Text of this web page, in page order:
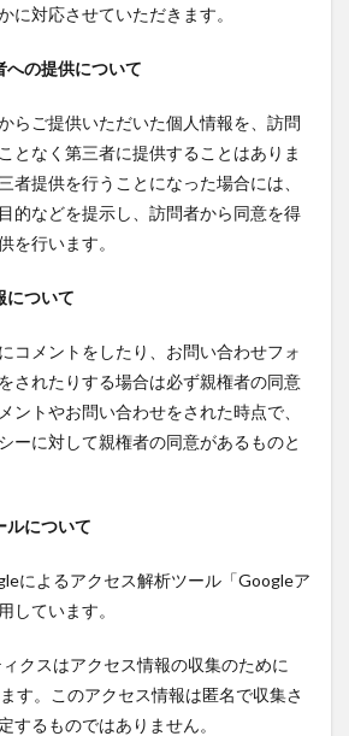
に対応させていただきます。
への提供について
らご提供いただいた個人情報を、訪問
となく第三者に提供することはありま
者提供を行うことになった場合には、
的などを提示し、訪問者から同意を得
を行います。
について
コメントをしたり、お問い合わせフォ
されたりする場合は必ず親権者の同意
ントやお問い合わせをされた時点で、
ーに対して親権者の同意があるものと
ルについて
によるアクセス解析ツール「Googleア
しています。
クスはアクセス情報の収集のために
す。このアクセス情報は匿名で収集さ
するものではありません。